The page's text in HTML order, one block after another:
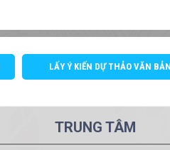
LẤY Ý KIẾN DỰ THẢO VĂN
TRUNG TÂM